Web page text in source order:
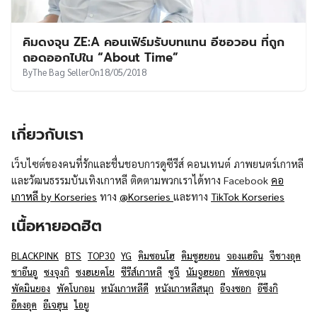
คิมดงจุน ZE:A คอนเฟิร์มรับบทแทน อีซอวอน ที่ถูก
ถอดออกไปใน “About Time”
ByThe Bag SellerOn18/05/2018
เกี่ยวกับเรา
เว็บไซต์ของคนที่รักและชื่นชอบการดูซีรีส์ คอนเทนต์ ภาพยนตร์เกาหลี
และวัฒนธรรมบันเทิงเกาหลี ติดตามพวกเราได้ทาง Facebook คอ
เกาหลี by Korseries ทาง @Korseries และทาง TikTok Korseries
เนื้อหายอดฮิต
BLACKPINK BTS TOP30 YG คิมซอนโฮ คิมซูฮยอน จองแฮอิน จีชางอุค
ชาอึนอู ซงจุงกิ ซงฮเยคโย ซีรีส์เกาหลี ซูจี นัมจูฮยอก พัคซอจุน
พัคมินยอง พัคโบกอม หนังเกาหลีดี หนังเกาหลีสนุก อีจงซอก อีซึงกิ
อีดงอุค อีเจฮุน ไอยู